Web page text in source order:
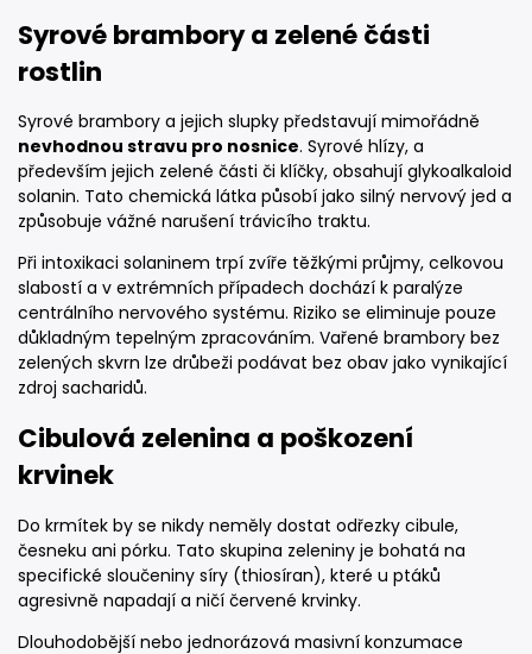
Syrové brambory a zelené části
rostlin
Syrové brambory a jejich slupky představují mimořádně
nevhodnou stravu pro nosnice. Syrové hlízy, a
především jejich zelené části či klíčky, obsahují glykoalkaloid
solanin. Tato chemická látka působí jako silný nervový jed a
způsobuje vážné narušení trávicího traktu.
Při intoxikaci solaninem trpí zvíře těžkými průjmy, celkovou
slabostí a v extrémních případech dochází k paralýze
centrálního nervového systému. Riziko se eliminuje pouze
důkladným tepelným zpracováním. Vařené brambory bez
zelených skvrn lze drůbeži podávat bez obav jako vynikající
zdroj sacharidů.
Cibulová zelenina a poškození
krvinek
Do krmítek by se nikdy neměly dostat odřezky cibule,
česneku ani pórku. Tato skupina zeleniny je bohatá na
specifické sloučeniny síry (thiosíran), které u ptáků
agresivně napadají a ničí červené krvinky.
Dlouhodobější nebo jednorázová masivní konzumace